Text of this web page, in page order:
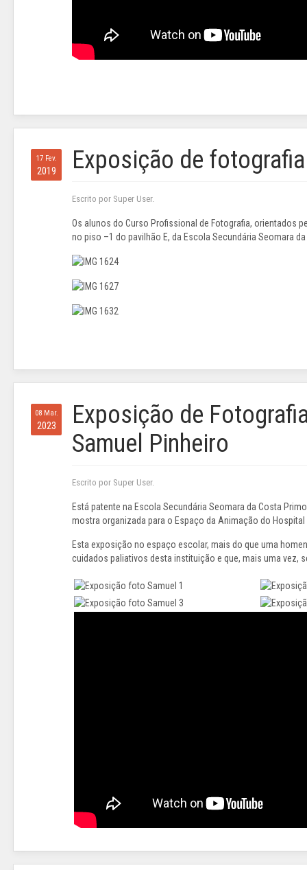
17 Fev.
2019 Exposição de
Escrito por Super User.
Os alunos do Curso Profissional de Fotografia, orientados
no piso –1 do pavilhão E, da Escola Secundária Seomara
08 Mar.
2023
Exposição de
Samuel Pinheiro
Escrito por Super User.
Está patente na Escola Secundária Seomara da Costa
mostra organizada para o Espaço da Animação do
Esta exposição no espaço escolar, mais do que uma
cuidados paliativos desta instituição e que, mais uma vez,